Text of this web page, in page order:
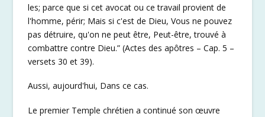
les; parce que si cet avocat ou ce travail provient de
l'homme, périr; Mais si c'est de Dieu, Vous ne pouvez
pas détruire, qu'on ne peut être, Peut-être, trouvé à
combattre contre Dieu.” (Actes des apôtres – Cap. 5 –
versets 30 et 39).
Aussi, aujourd'hui, Dans ce cas.
Le premier Temple chrétien a continué son œuvre